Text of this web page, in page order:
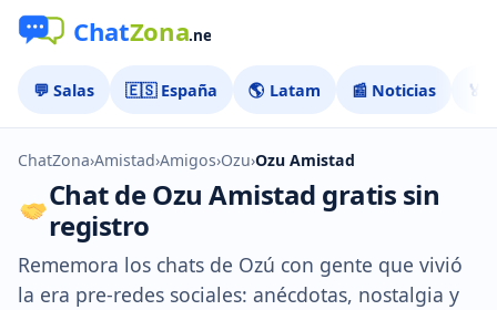
💬 Salas 🇪🇸 España 🌎 Latam 📰 Noticias 🏅
ChatZona›Amistad›Amigos›Ozu›Ozu Amistad
Chat de Ozu Amistad gratis sin
registro
Rememora los chats de Ozú con gente que vivió
la era pre-redes sociales: anécdotas, nostalgia y